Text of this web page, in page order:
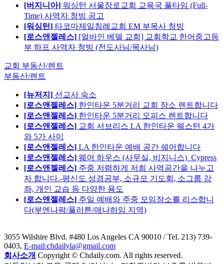
[버지니아] 워싱턴 서울장로교회 교육국 풀타임 (Full-
Time) 사역자 청빙 공고
[워싱턴] 타코마제일침례교회 EM 부목사 청빙
[로스앤젤레스] [얼바인 베델 교회] 교회학교 한어중고등
부 하프 사역자 청빙 (전도사님/목사님)
교회 부동산/렌트
부동산/렌트
[뉴저지] 선교사 숙소
[로스앤젤레스] 한인타운 5분거리 교회 장소 렌트합니다
[로스앤젤레스] 한인타운 5분거리 오피스 렌트합니다
[로스앤젤레스] 교회 서브리스 LA 한인타운 웨스턴 4가
와 5가 사이
[로스앤젤레스] LA 한인타운 예배 공간 쉐어합니다
[로스앤젤레스] 웨어 하우스 (사무실, 비지니스)_Cypress
[로스앤젤레스] 주중 저렴하게 저희 사역공간을 나누고
자 합니다.-평신도 성경공부, 소규모 기도회, 소그룹 강
좌, 개인 교습 등 다양한 용도
[로스앤젤레스] 주일 예배와 주중 모임장소를 리스합니
다(부엔나팍/풀러튼/애나하임 지역)
3055 Wilshire Blvd. #480 Los Angeles CA 90010 / Tel. 213) 739-
0403, E-mail:chdailyla@gmail.com
회사소개 Copyright © Chdaily.com. All rights reserved.